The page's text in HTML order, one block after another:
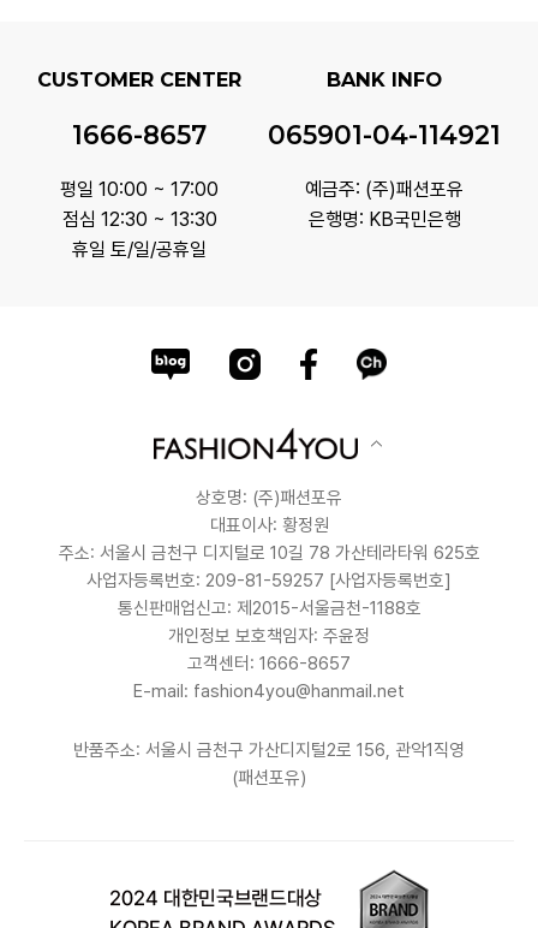
CUSTOMER CENTER
1666-8657
평일 10:00 ~ 17:00
점심 12:30 ~ 13:30
휴일 토/일/공휴일
BANK INFO
065901-04-114921
예금주: (주)패션포유
은행명: KB국민은행
상호명: (주)패션포유
대표이사: 황정원
주소: 서울시 금천구 디지털로 10길 78 가산테라타워 625호
사업자등록번호: 209-81-59257 [사업자등록번호]
통신판매업신고: 제2015-서울금천-1188호
개인정보 보호책임자: 주윤정
고객센터: 1666-8657
E-mail: fashion4you@hanmail.net
반품주소: 서울시 금천구 가산디지털2로 156, 관악1직영
(패션포유)